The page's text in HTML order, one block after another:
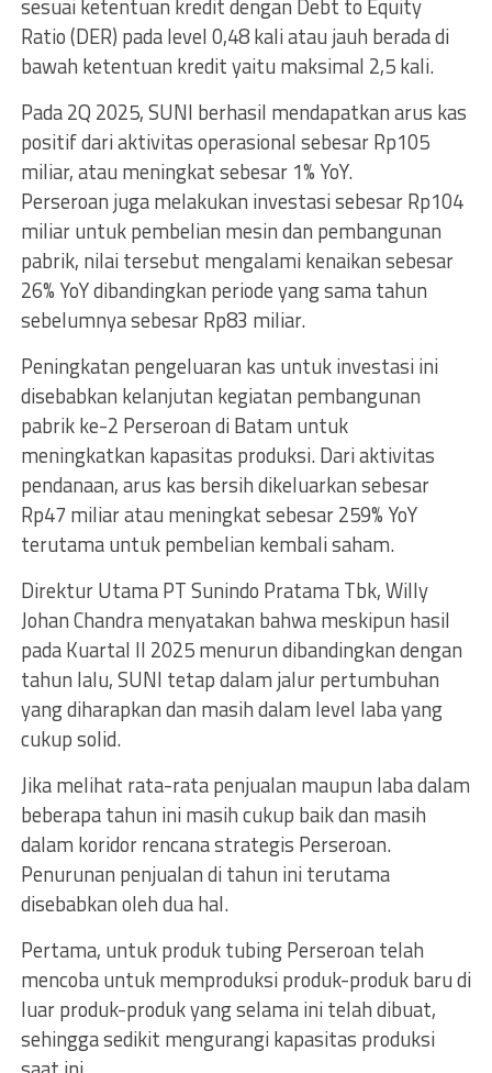
sesuai ketentuan kredit dengan Debt to Equity
Ratio (DER) pada level 0,48 kali atau jauh berada di
bawah ketentuan kredit yaitu maksimal 2,5 kali.
Pada 2Q 2025, SUNI berhasil mendapatkan arus kas
positif dari aktivitas operasional sebesar Rp105
miliar, atau meningkat sebesar 1% YoY.
Perseroan juga melakukan investasi sebesar Rp104
miliar untuk pembelian mesin dan pembangunan
pabrik, nilai tersebut mengalami kenaikan sebesar
26% YoY dibandingkan periode yang sama tahun
sebelumnya sebesar Rp83 miliar.
Peningkatan pengeluaran kas untuk investasi ini
disebabkan kelanjutan kegiatan pembangunan
pabrik ke-2 Perseroan di Batam untuk
meningkatkan kapasitas produksi. Dari aktivitas
pendanaan, arus kas bersih dikeluarkan sebesar
Rp47 miliar atau meningkat sebesar 259% YoY
terutama untuk pembelian kembali saham.
Direktur Utama PT Sunindo Pratama Tbk, Willy
Johan Chandra menyatakan bahwa meskipun hasil
pada Kuartal II 2025 menurun dibandingkan dengan
tahun lalu, SUNI tetap dalam jalur pertumbuhan
yang diharapkan dan masih dalam level laba yang
cukup solid.
Jika melihat rata-rata penjualan maupun laba dalam
beberapa tahun ini masih cukup baik dan masih
dalam koridor rencana strategis Perseroan.
Penurunan penjualan di tahun ini terutama
disebabkan oleh dua hal.
Pertama, untuk produk tubing Perseroan telah
mencoba untuk memproduksi produk-produk baru di
luar produk-produk yang selama ini telah dibuat,
sehingga sedikit mengurangi kapasitas produksi